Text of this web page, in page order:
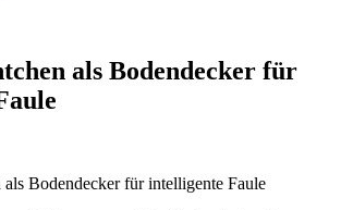
als Bodendecker für